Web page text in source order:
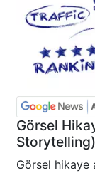
Görsel
Görsel hikaye